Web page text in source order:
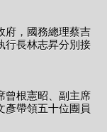
府，國務總理蔡吉
行長林志昇分別接
曾根憲昭、副主席
彥帶領五十位團員